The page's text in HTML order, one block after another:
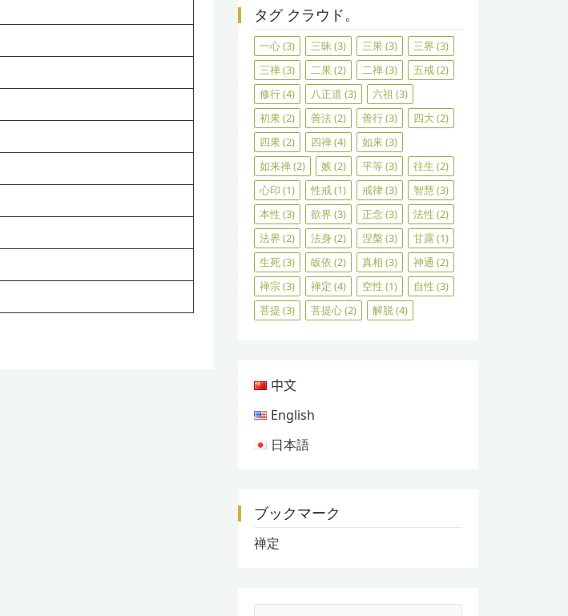
タグ クラウド。
一心(3) 三昧(3) 三果(3) 三界 (3)
三禅(3) 二果(2) 二禅(3) 五戒(2)
修行(4) 八正道 (3) 六祖 (3)
初果(2) 善法(2) 善行(3) 四大(2)
四果(2) 四禅(4) 如来(3)
如来禅(2) 嫉(2) 平等(3) 往生 (2)
心印 (1) 性戒(1) 戒律(3) 智慧(3)
本性 (3) 欲界 (3) 正念 (3) 法性 (2)
法界 (2) 法身(2) 涅槃 (3) 甘露(1)
生死(3) 皈依 (2) 真相 (3) 神通 (2)
禅宗(3) 禅定 (4) 空性 (1) 自性 (3)
菩提 (3) 菩提心(2) 解脱(4)
中文
English
日本語
ブックマーク
禅定